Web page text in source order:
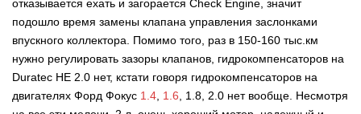
отказывается ехать и загорается Check Engine, значит
подошло время замены клапана управления заслонками
впускного коллектора. Помимо того, раз в 150-160 тыс.км
нужно регулировать зазоры клапанов, гидрокомпенсаторов на
Duratec HE 2.0 нет, кстати говоря гидрокомпенсаторов на
двигателях Форд Фокус 1.4 1.6 , 1.8, 2.0 нет вообще. Несмотря